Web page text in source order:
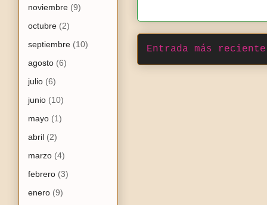
Entrada más reciente
noviembre (9)
octubre (2)
septiembre (10)
agosto (6)
julio (6)
junio (10)
mayo (1)
abril (2)
marzo (4)
febrero (3)
enero (9)